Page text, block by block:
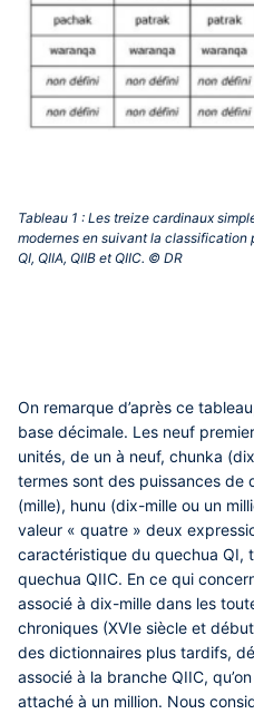
Tableau 1 : Les treize cardinaux
modernes en suivant la classification
QI, QIIA, QIIB et QIIC. © DR‎
On remarque d’après ce
base décimale. Les neuf
unités, de un à neuf, chunka
termes sont des puissances de
(mille), hunu (dix-mille ou un
valeur « quatre » deux
caractéristique du quechua QI,
quechua QIIC. En ce qui
associé à dix-mille dans les
chroniques (XVIe siècle et
des dictionnaires plus tardifs,
associé à la branche QIIC,
attaché à un million. Nous